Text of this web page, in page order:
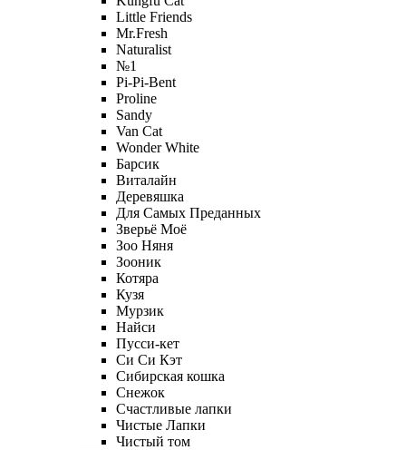
Little Friends
Mr.Fresh
Naturalist
№1
Pi-Pi-Bent
Proline
Sandy
Van Cat
Wonder White
Барсик
Виталайн
Деревяшка
Для Самых Преданных
Зверьё Моё
Зоо Няня
Зооник
Котяра
Кузя
Мурзик
Найси
Пусси-кет
Си Си Кэт
Сибирская кошка
Снежок
Счастливые лапки
Чистые Лапки
Чистый том